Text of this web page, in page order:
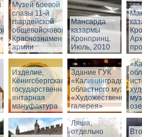
Музей боевой
славы 11-й
гвардейской
общевойсковой
Краснознаменной
армии
Мансарда
казармы
Кронпринц.
Июль, 2010
Изделие,
Кёнигсбергская
государственная
янтарная
мануфактура
Здание ГУК
«Калининградского
областного музея
«Художественная
галерея»
Вход в бункер
Ляша,
отдельно